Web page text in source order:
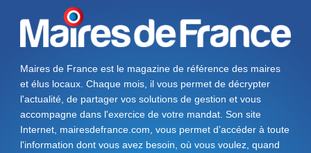
Maires de France est le magazine de référence des maires
et élus locaux. Chaque mois, il vous permet de décrypter
l'actualité, de partager vos solutions de gestion et vous
accompagne dans l'exercice de votre mandat. Son site
Internet, mairesdefrance.com, vous permet d’accéder à toute
l'information dont vous avez besoin, où vous voulez, quand